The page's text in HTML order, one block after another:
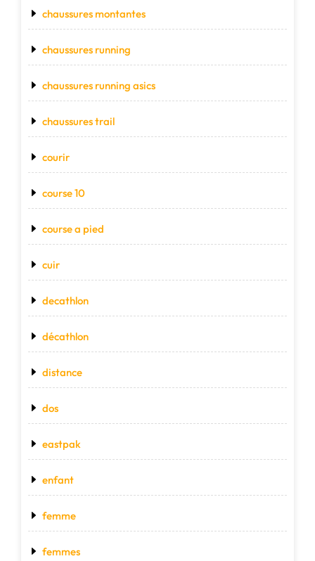
chaussures montantes
chaussures running
chaussures running asics
chaussures trail
courir
course 10
course a pied
cuir
decathlon
décathlon
distance
dos
eastpak
enfant
femme
femmes